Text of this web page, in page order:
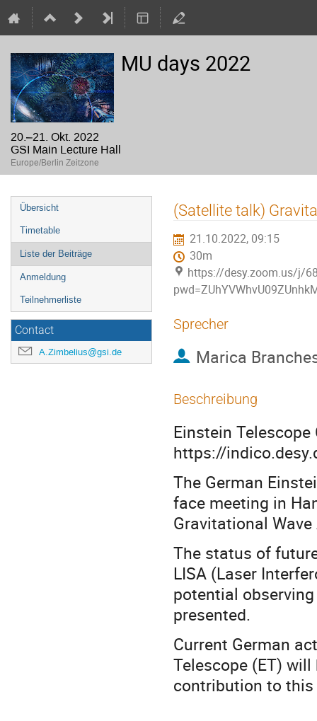
MU days 2022
20.–21. Okt. 2022
GSI Main Lecture Hall
Europe/Berlin Zeitzone
Veranstaltungsmenü
Übersicht
Timetable
Liste der Beiträge
Anmeldung
Teilnehmerliste
Contact
A.Zimbelius@gsi.de
(Satellite talk)
21.10.2022, 09:15
30m
https://desy.zoom.us/j/
Sprecher
Marica
Beschreibung
Einstein
https://
The German
face meeting in
Gravitational
The status of
LISA (Laser
potential
presented.
Current German
Telescope (ET)
contribution to